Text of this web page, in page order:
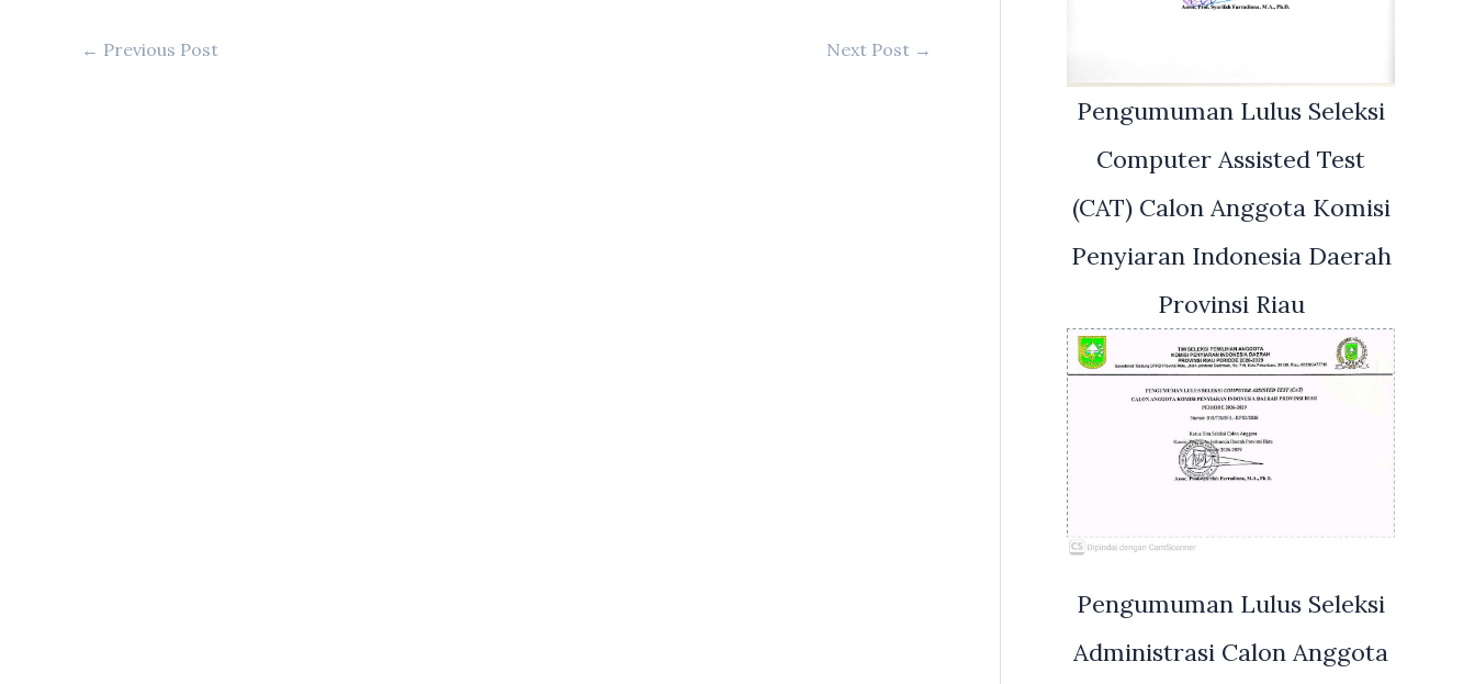
← Previous Post Next Post →
Pengumuman Lulus Seleksi
Computer Assisted Test
(CAT) Calon Anggota Komisi
Penyiaran Indonesia Daerah
Provinsi Riau
Pengumuman Lulus Seleksi
Administrasi Calon Anggota